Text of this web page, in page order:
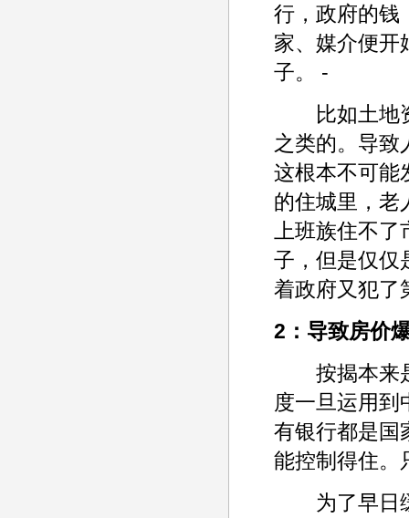
行，政府的钱
家、媒介便开
子。 -
比如土地资
之类的。导致
这根本不可能
的住城里，老
上班族住不
子，但是仅仅
着政府又犯了
2：导致房价
按揭本来是
度一旦运用到
有银行都是国
能控制得住。
为了早日缓